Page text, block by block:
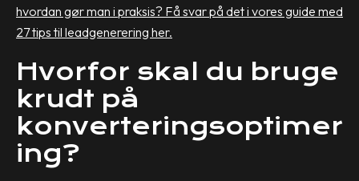
hvordan gør man i praksis? Få svar på det i vores guide med
27 tips til leadgenerering her.
Hvorfor skal du bruge
krudt på
konverteringsoptimer
ing?